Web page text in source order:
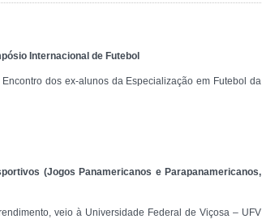
Internacional de Futebol
dos ex-alunos da Especialização em Futebol da
(Jogos Panamericanos e Parapanamericanos,
veio à Universidade Federal de Viçosa – UFV